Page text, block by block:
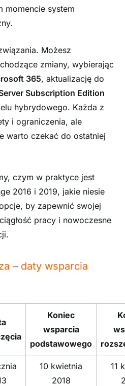
momencie system
Możesz
zmiany, wybierając
365, aktualizację do
Subscription Edition
hybrydowego. Każda z
i ograniczenia, ale
warto czekać do ostatniej
czym w praktyce jest
2016 i 2019, jakie niesie
by zapewnić swojej
pracy i nowoczesne
– daty wsparcia
Koniec
wsparcia
podstawowego
10 kwietnia
2018
11